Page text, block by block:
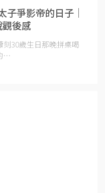
子爭影帝的日子｜
後感
刻30歲生日那晚拼桌喝
⋯